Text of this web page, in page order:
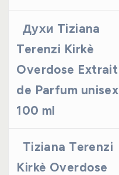
Духи Tiziana
Terenzi Kirkè
Overdose Extrait
de Parfum unisex
100 ml
Tiziana Terenzi
Kirkè Overdose